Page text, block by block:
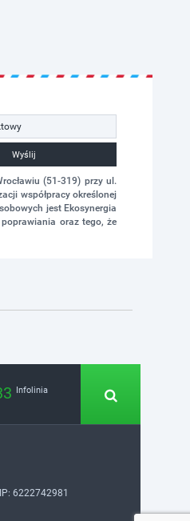
Wyślij
(51-319) przy ul.
współpracy określonej
jest Ekosynergia
oraz tego, że
Infolinia
6222742981